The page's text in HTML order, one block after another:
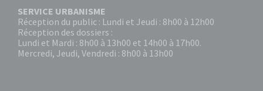
SERVICE URBANISME
Réception du public : Lundi et Jeudi : 8h00 à 12h00
Réception des dossiers :
Lundi et Mardi : 8h00 à 13h00 et 14h00 à 17h00.
Mercredi, Jeudi, Vendredi : 8h00 à 13h00